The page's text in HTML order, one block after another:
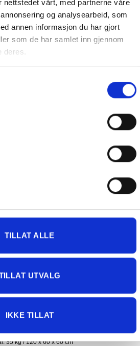
nettstedet vårt, med partnerne våre
og analysearbeid, som
annen informasjon du har gjort
som de har samlet inn gjennom
deres.
TILLAT ALLE
UTVALG
IKKE TILLAT
-25%
SAUS, KRYDDER OG OLJER
Arne`s Amazing Multo
kr
Prisen avhenger av vekt eller volumvekt
sendes heller ikke.
35 kg / 120 x 60 x 60 cm